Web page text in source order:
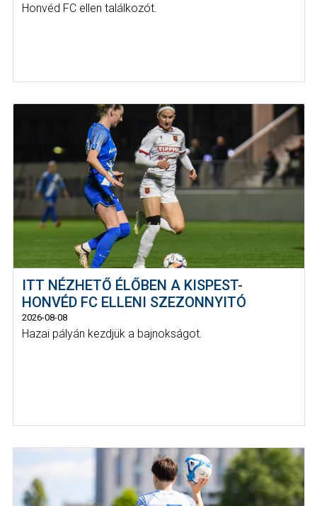
Honvéd FC ellen találkozót.
ITT NÉZHETŐ ÉLŐBEN A KISPEST-
HONVÉD FC ELLENI SZEZONNYITÓ
2026-08-08
Hazai pályán kezdjük a bajnokságot.